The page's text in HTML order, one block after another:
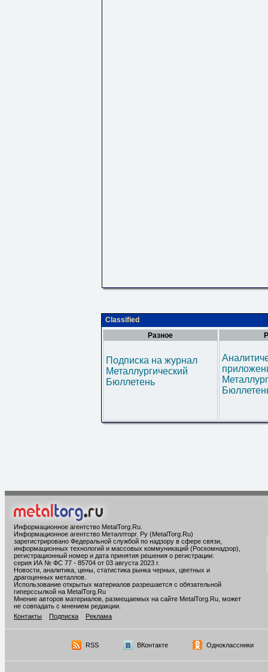
Classified
Разное
Подписка на журнал
Металлургический
Бюллетень
Информационное агентство MetalTorg.Ru
Информационное агентство Металлторг. Ру (MetalTorg.Ru)
зарегистрировано Федеральной службой по надзору в сфере связи,
информационных технологий и массовых коммуникаций (Роскомнадзор),
регистрационный номер и дата принятия решения о регистрации:
серия ИА № ФС 77 - 85704 от 03 августа 2023 г.
Новости, аналитика, цены, статистика рынка черных, цветных и
драгоценных металлов.
Использование открытых материалов разрешается с обязательной
гиперссылкой на MetalTorg.Ru
Мнение авторов материалов, размещаемых на сайте MetalTorg.Ru, может
не совпадать с мнением редакции.
Контакты
Подписка Реклама
RSS ВКонтакте Одноклассники